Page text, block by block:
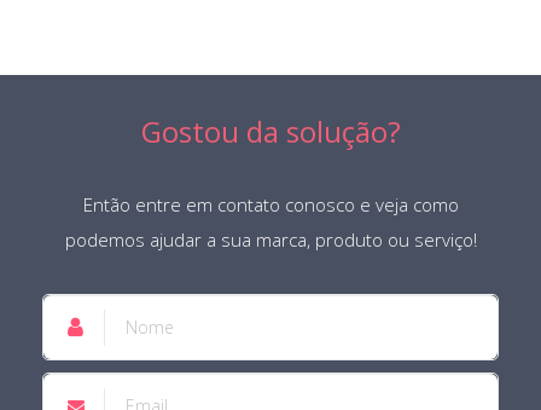
Gostou da solução?
Então entre em contato conosco e veja como
podemos ajudar a sua marca, produto ou serviço!